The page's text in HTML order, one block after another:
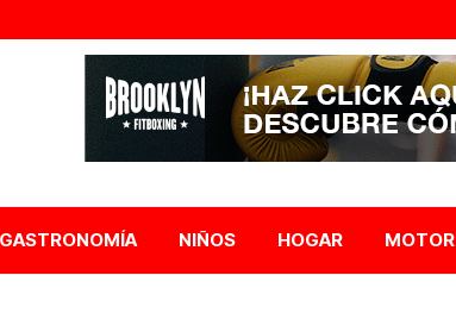
GASTRONOMÍA NIÑOS HOGAR MOTOR